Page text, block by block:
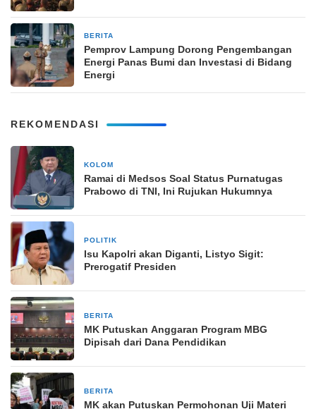
BERITA
Pemprov Lampung Dorong Pengembangan
Energi Panas Bumi dan Investasi di Bidang
Energi
REKOMENDASI
KOLOM
Ramai di Medsos Soal Status Purnatugas
Prabowo di TNI, Ini Rujukan Hukumnya
POLITIK
Isu Kapolri akan Diganti, Listyo Sigit:
Prerogatif Presiden
BERITA
MK Putuskan Anggaran Program MBG
Dipisah dari Dana Pendidikan
BERITA
MK akan Putuskan Permohonan Uji Materi